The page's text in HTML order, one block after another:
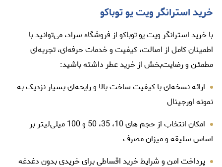
خرید استرانگر ویت یو توباکو
با خرید استرانگر ویت یو توباکو از فروشگاه سراد، می‌توانید با
اطمینان کامل از اصالت، کیفیت و خدمات حرفه‌ای، تجربه‌ای
مطمئن و رضایت‌بخش از خرید عطر داشته باشید:
ارائه نسخه‌ای با کیفیت ساخت بالا و رایحه‌ای بسیار نزدیک به
نمونه اورجینال
امکان انتخاب از حجم ‌های 10، 35، 50 و 100 میلی‌لیتر بر
اساس سلیقه و میزان مصرف
پرداخت امن و شرایط خرید اقساطی برای خریدی بدون دغدغه